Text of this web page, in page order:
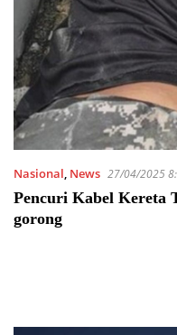
Nasional, News 27/04/2025
Pencuri Kabel Kereta
gorong